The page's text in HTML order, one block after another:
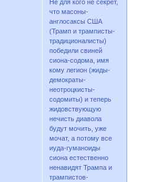
Не для кого не секрет,
что масоны-
англосаксы США
(Трамп и трамписты-
традиционалисты)
победили свиней
сиона-содома, имя
кому легион (жиды-
демократы-
неотроцкисты-
содомиты) и теперь
жидовствующую
нечисть диавола
будут мочить, уже
мочат, а потому все
иуда-гуманоиды
сиона естественно
ненавидят Трампа и
трампистов-